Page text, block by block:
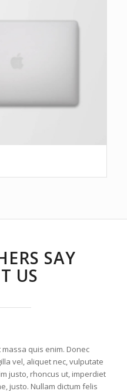
SAY
US
quis enim. Donec
vel, aliquet nec, vulputate
justo, rhoncus ut, imperdiet
justo. Nullam dictum felis